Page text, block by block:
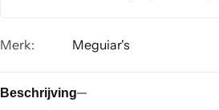
Merk: Meguiar's
Beschrijving